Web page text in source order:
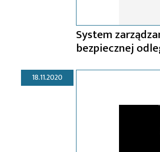
System
bezpiecznej
18.11.2020